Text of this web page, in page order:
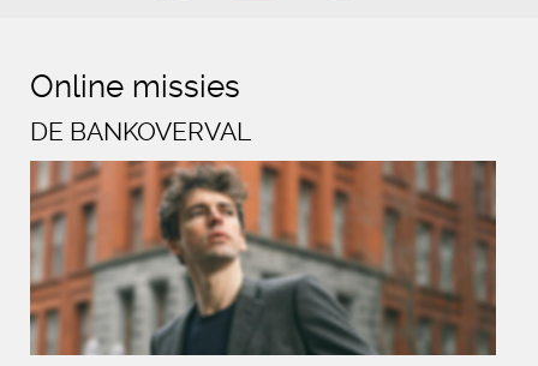
Online missies
DE BANKOVERVAL